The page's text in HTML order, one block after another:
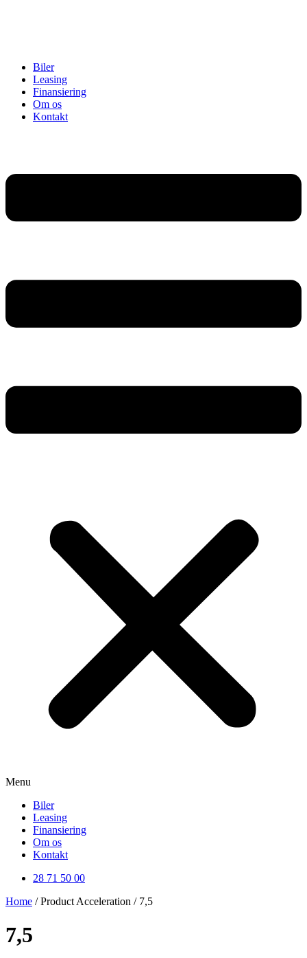
Biler
Leasing
Finansiering
Om os
Kontakt
Menu
Biler
Leasing
Finansiering
Om os
Kontakt
28 71 50 00
Home / Product Acceleration / 7,5
7,5